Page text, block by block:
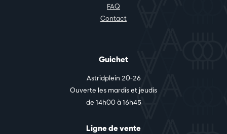
FAQ
Contact
Guichet
Astridplein 20-26
Ouverte les mardis et jeudis
de 14h00 à 16h45
Ligne de vente